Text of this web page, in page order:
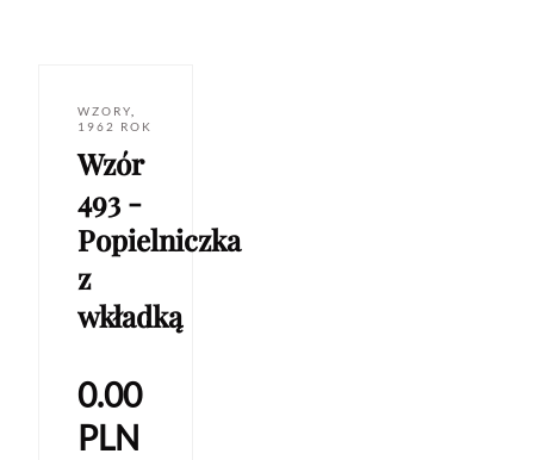
WZORY
1962 ROK
Wzór
493 -
Popielniczka
z
wkładką
0.00
PLN